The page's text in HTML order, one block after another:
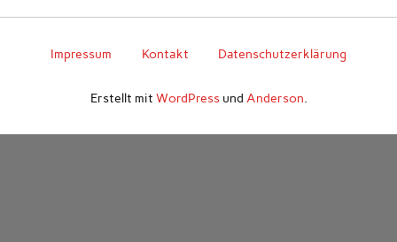
Impressum Kontakt Datenschutzerklärung
Erstellt mit WordPressund Anderson